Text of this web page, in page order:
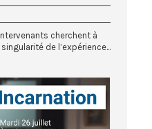
cherchent à
de l’expérience...